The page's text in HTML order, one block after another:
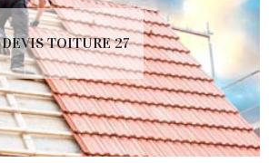
DEVIS TOITURE 27